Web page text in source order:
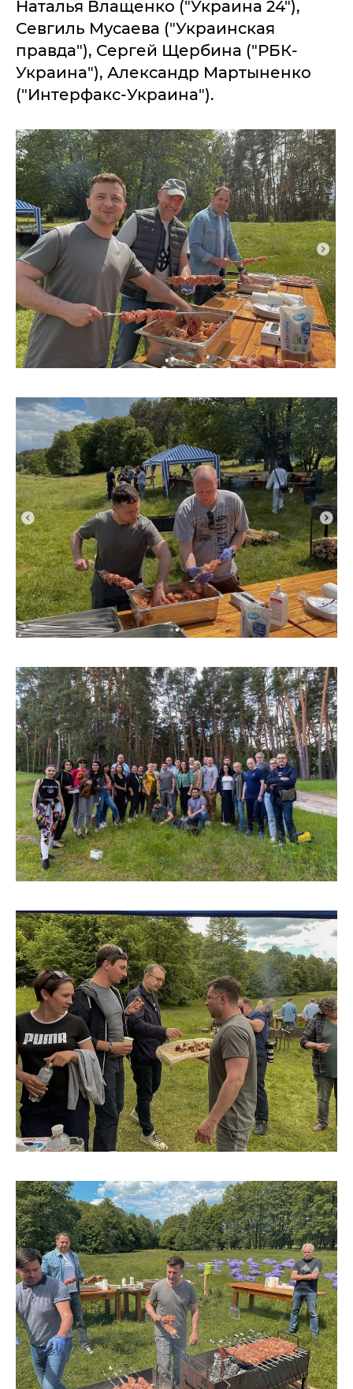
Наталья Влащенко ("Украина 24"),
Севгиль Мусаева ("Украинская
правда"), Сергей Щербина ("РБК-
Украина"), Александр Мартыненко
("Интерфакс-Украина").